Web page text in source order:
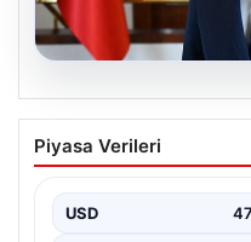
08.08.2026
Mansur
‘Tüm
Ankaralılara Doğa ve
"content":…
Piyasa Verileri
USD